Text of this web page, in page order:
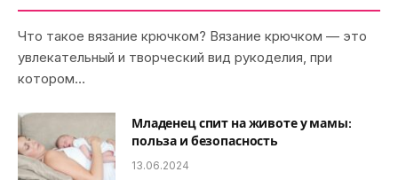
Что такое вязание крючком? Вязание крючком — это
увлекательный и творческий вид рукоделия, при
котором…
Младенец спит на животе у мамы:
польза и безопасность
13.06.2024